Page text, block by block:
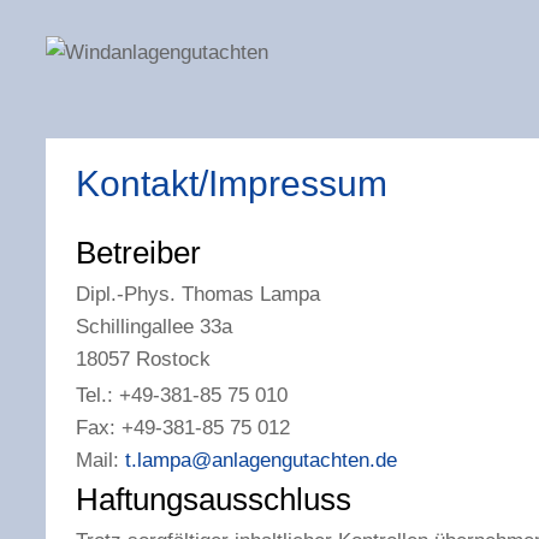
Kontakt/Impressum
Betreiber
Dipl.-Phys. Thomas Lampa
Schillingallee 33a
18057 Rostock
Tel.: +49-381-85 75 010
Fax: +49-381-85 75 012
Mail: t.lampa@anlagengutachten.de
Haftungsausschluss